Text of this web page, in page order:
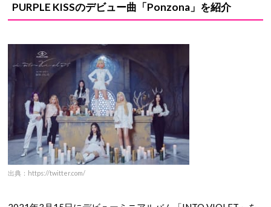
PURPLE KISSのデビュー曲「Ponzona」を紹介
出典：https://twitter.com/